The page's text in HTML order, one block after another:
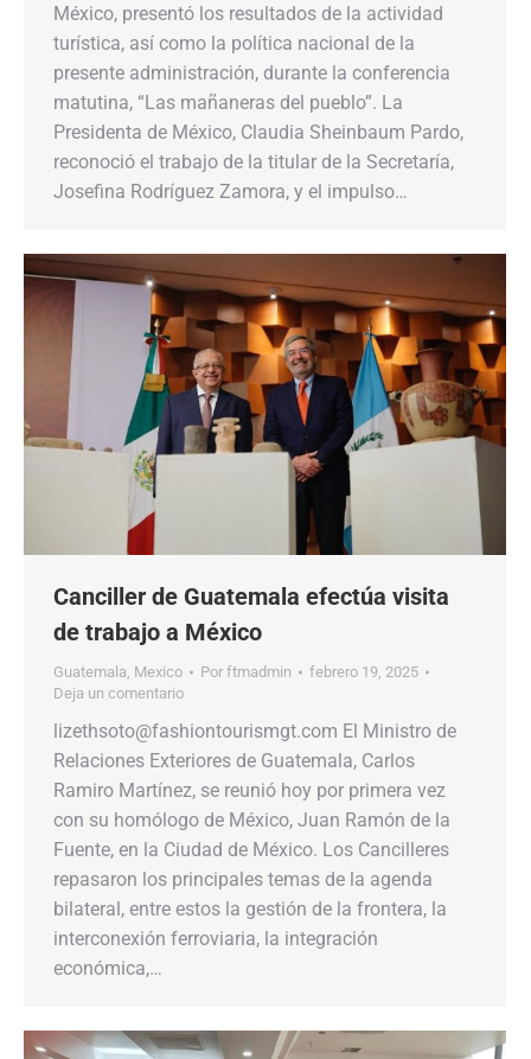
México, presentó los resultados de la actividad
turística, así como la política nacional de la
presente administración, durante la conferencia
matutina, “Las mañaneras del pueblo”. La
Presidenta de México, Claudia Sheinbaum Pardo,
reconoció el trabajo de la titular de la Secretaría,
Josefina Rodríguez Zamora, y el impulso…
Canciller de Guatemala efectúa visita
de trabajo a México
Guatemala, Mexico Por ftmadmin
febrero 19, 2025
Deja un comentario
lizethsoto@fashiontourismgt.com El Ministro de
Relaciones Exteriores de Guatemala, Carlos
Ramiro Martínez, se reunió hoy por primera vez
con su homólogo de México, Juan Ramón de la
Fuente, en la Ciudad de México. Los Cancilleres
repasaron los principales temas de la agenda
bilateral, entre estos la gestión de la frontera, la
interconexión ferroviaria, la integración
económica,…